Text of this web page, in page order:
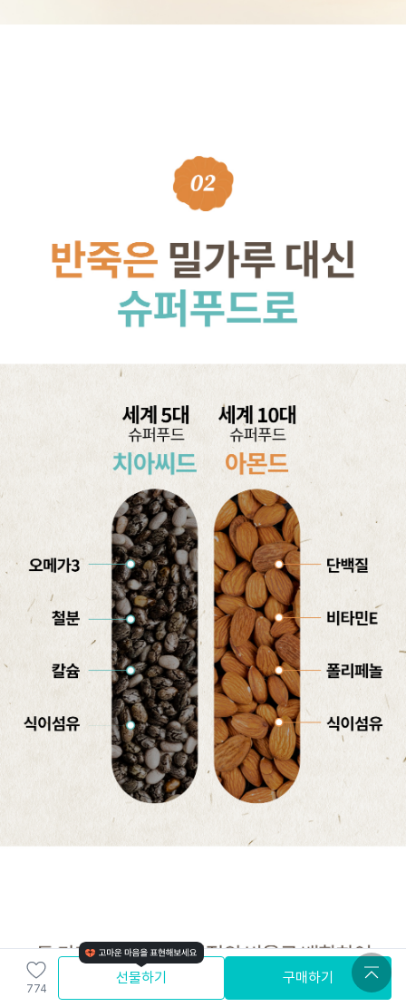
774
선물하기 구매하기